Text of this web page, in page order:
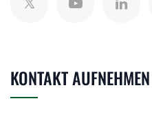
KONTAKT AUFNEHMEN